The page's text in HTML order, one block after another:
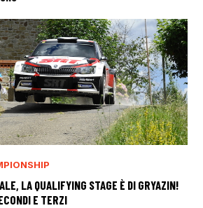
LA QUALIFYING STAGE È DI GRYAZIN!
E TERZI